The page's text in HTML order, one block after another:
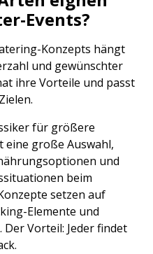
Events?
Konzepts hängt
und gewünschter
ihre Vorteile und passt
für größere
eine große Auswahl,
und
beim
setzen auf
Elemente und
Vorteil: Jeder findet